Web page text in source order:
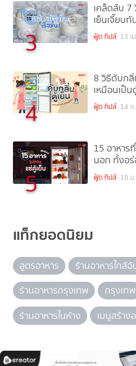
3
เคล็ดลับ 7
เย็นเจี๊ยบทั
ฟู้ด ทิปส์ 13 เ
4
8 วิธีดับกลิ่
เหมือนเป็น
ฟู้ด ทิปส์ 14 ก
5
15 อาหาร
นอก ทั้งอ
ฟู้ด ทิปส์ 18 ม
แท็กยอดนิยม
สูตรอาหาร ร้านอาหารใกล้ฉั
ร้านอาหารกรุงเทพ
กรุงเทพ
ร้านอาหารในห้าง
เมนูสร้าง